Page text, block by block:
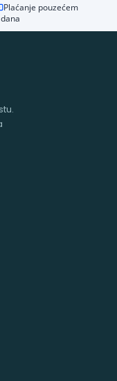
Plaćanje pouzećem